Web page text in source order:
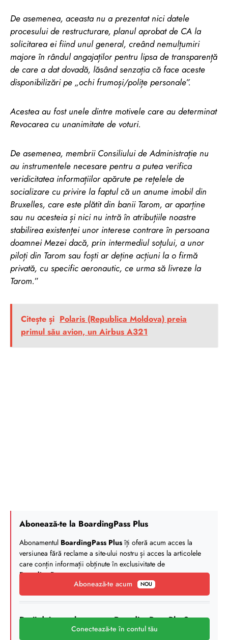
De asemenea, aceasta nu a prezentat nici datele
procesului de restructurare, planul aprobat de CA la
solicitarea ei fiind unul general, creând nemulțumiri
majore în rândul angajaților pentru lipsa de transparență
de care a dat dovadă, lăsând senzația că face aceste
disponibilizări pe „ochi frumoși/polițe personale”.
Acestea au fost unele dintre motivele care au determinat
Revocarea cu unanimitate de voturi.
De asemenea, membrii Consiliului de Administrație nu
au instrumentele necesare pentru a putea verifica
veridicitatea informațiilor apărute pe rețelele de
socializare cu privire la faptul că un anume imobil din
Bruxelles, care este plătit din banii Tarom, ar aparține
sau nu acesteia și nici nu intră în atribuțiile noastre
stabilirea existenței unor interese contrare în persoana
doamnei Mezei dacă, prin intermediul soțului, a unor
piloți din Tarom sau foști ar deține acțiuni la o firmă
privată, cu specific aeronautic, ce urma să livreze la
Tarom.”
Citește și Polaris (Republica Moldova) preia
primul său avion, un Airbus A321
Abonează-te la BoardingPass Plus
Abonamentul BoardingPass Plusîți oferă acum acces la
versiunea fără reclame a site-ului nostru și acces la articolele
care conțin informații obținute în exclusivitate de
BoardingPass.
Abonează-te acum
NOU
Deții deja un abonament BoardingPass Plus?
Conectează-te în contul tău